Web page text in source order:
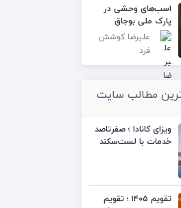
اسب‌های وحشی در
پارک ملی بوجاق
علیرضا کوشش
فرد
مطالب سایت
ویزای کانادا ؛ صفرتاصد
خدمات با لست‌سکند
تقویم ۱۴۰۵ ؛ تقویم